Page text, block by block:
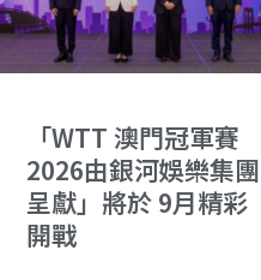
「WTT 澳門冠軍賽
2026由銀河娛樂集團
呈獻」將於 9月精彩
開戰